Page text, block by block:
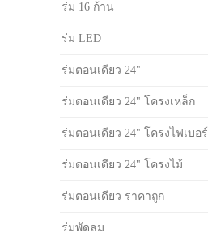
ร่ม 16 ก้าน
ร่ม LED
ร่มตอนเดียว 24"
ร่มตอนเดียว 24" โครงเหล็ก
ร่มตอนเดียว 24" โครงไฟเบอร์
ร่มตอนเดียว 24" โครงไม้
ร่มตอนเดียว ราคาถูก
ร่มพัดลม